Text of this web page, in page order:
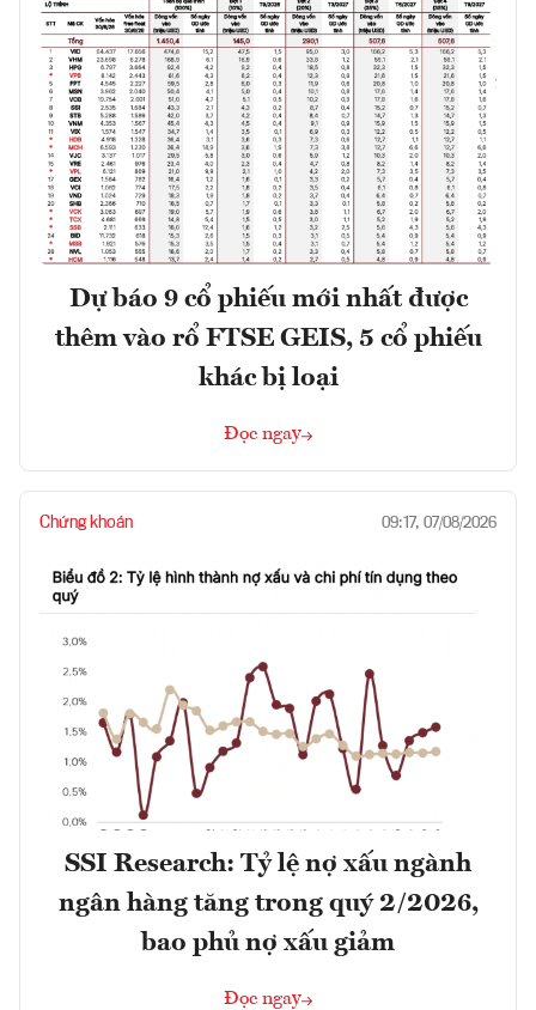
Dự báo 9 cổ phiếu mới nhất được
thêm vào rổ FTSE GEIS, 5 cổ phiếu
khác bị loại
Đọc ngay
Chứng khoán 09:17, 07/08/2026
SSI Research: Tỷ lệ nợ xấu ngành
ngân hàng tăng trong quý 2/2026,
bao phủ nợ xấu giảm
Đọc ngay